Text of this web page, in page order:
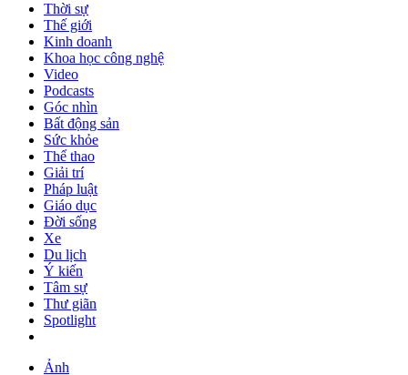
Thời sự
Thế giới
Kinh doanh
Khoa học công nghệ
Video
Podcasts
Góc nhìn
Bất động sản
Sức khỏe
Thể thao
Giải trí
Pháp luật
Giáo dục
Đời sống
Xe
Du lịch
Ý kiến
Tâm sự
Thư giãn
Spotlight
Ảnh